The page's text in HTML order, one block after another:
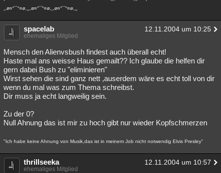
¸,ø¤°``°¤ø,¸¸,ø¤°``°¤ø,¸,ø¤°``°¤ø,¸¸
spacelab 12.11.2004 um 10:25
ehemaliges Mitglied
Mensch den Alienvsbush findest auch überall echt!
Haste mal ans weisse Haus gemailt?? Ich glaube die helfen dir
gern dabei Bush zu "eliminieren"
Wirst sehen die sind ganz nett ,auserdem wäre es echt toll von dir
wenn du mal was zum Thema schreibst.
Dir muss ja echt langweilig sein.
Zu der 0?
Null Ahnung das ist mir zu hoch gibt nur wieder Kopfschmerzen
"Ich habe keine Ahnung von Musik,das ist in meinem Job nicht notwendig Elvis Presley"
thrillseeka 12.11.2004 um 10:57
ehemaliges Mitglied